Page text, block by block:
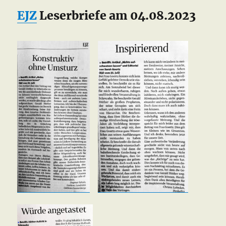
EJZLeserbriefe am 04.08.2023